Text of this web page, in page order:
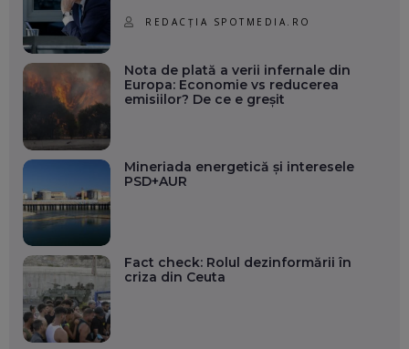
REDACȚIA SPOTMEDIA.RO
Nota de plată a verii infernale din
Europa: Economie vs reducerea
emisiilor? De ce e greșit
Mineriada energetică și interesele
PSD+AUR
Fact check: Rolul dezinformării în
criza din Ceuta